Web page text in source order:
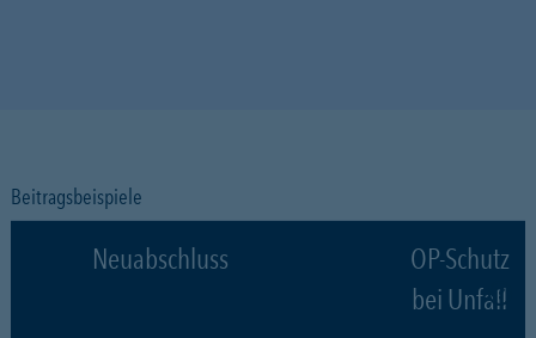
Beitragsbeispiele
Neuabschluss
OP-Schutz
bei Unfall